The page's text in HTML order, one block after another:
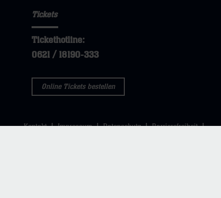
Tickets
Tickethotline:
0621 / 18190-333
Online Tickets bestellen
Kontakt Impressum Datenschutz
Barrierefreiheit